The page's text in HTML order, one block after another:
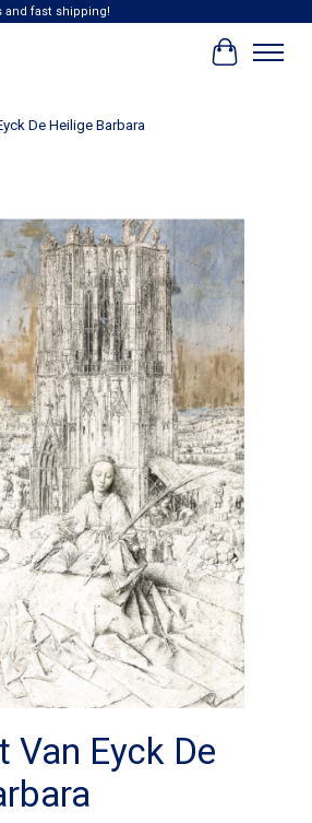
and fast shipping!
De Heilige Barbara
slideshow Items
Van Eyck De